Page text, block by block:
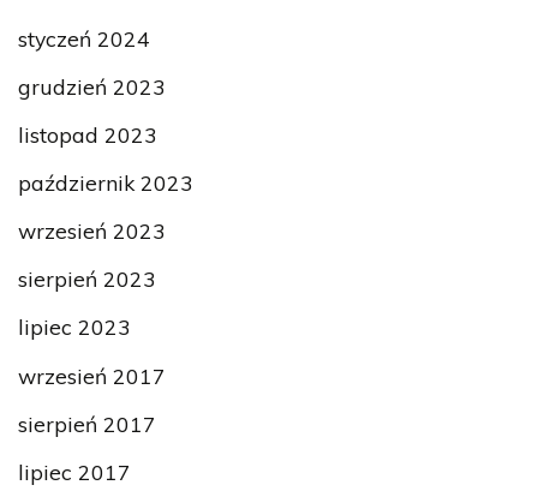
styczeń 2024
grudzień 2023
listopad 2023
październik 2023
wrzesień 2023
sierpień 2023
lipiec 2023
wrzesień 2017
sierpień 2017
lipiec 2017